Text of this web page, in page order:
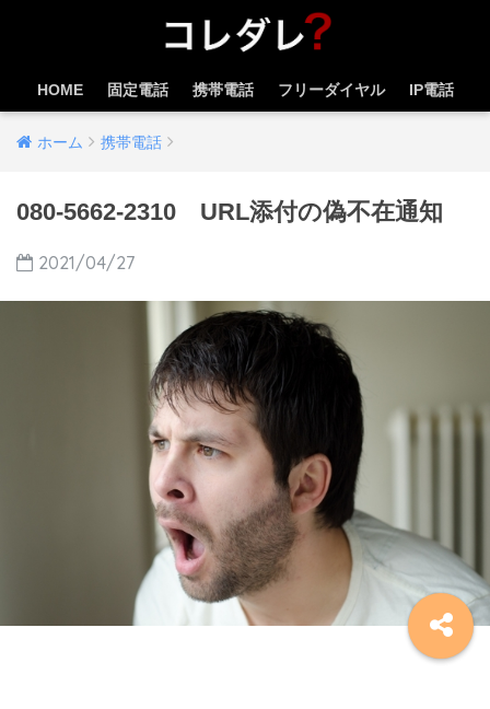
HOME 固定電話 携帯電話 フリーダイヤル IP電話
ホーム 携帯電話
080-5662-2310 URL添付の偽不在通知
2021/04/27